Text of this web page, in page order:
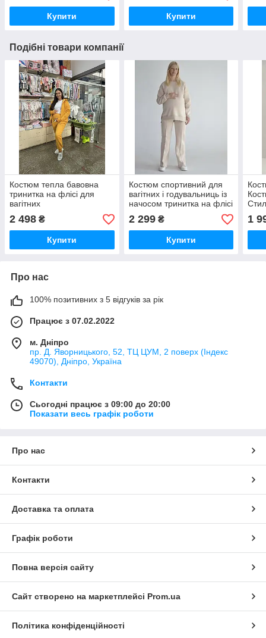
Купити Купити
Подібні товари компанії
Костюм тепла бавовна
тринитка на флісі для
вагітних
2 498 ₴
Купити
Костюм спортивний для
вагітних і годувальниць із
начосом тринитка на флісі
2 299₴
Купити
1
Про нас
100% позитивних з 5 відгуків за рік
Працює з 07.02.2022
м. Дніпро
пр. Д. Яворницького, 52, ТЦ ЦУМ, 2 поверх (Індекс
49070), Дніпро, Україна
Контакти
Сьогодні працює з 09:00 до 20:00
Показати весь графік роботи
Про нас
Контакти
Доставка та оплата
Графік роботи
Повна версія сайту
Сайт створено на маркетплейсі Prom.ua
Політика конфіденційності